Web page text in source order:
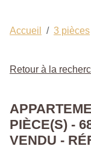
Accueil 3 pièces
Retour à la
PIÈCE(S) -
VENDU -